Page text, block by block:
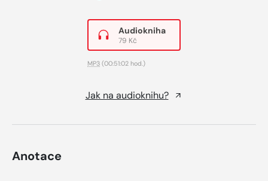
Audiokniha
79 Kč
MP3 (00:51:02 hod.)
Jak na audioknihu?
Anotace